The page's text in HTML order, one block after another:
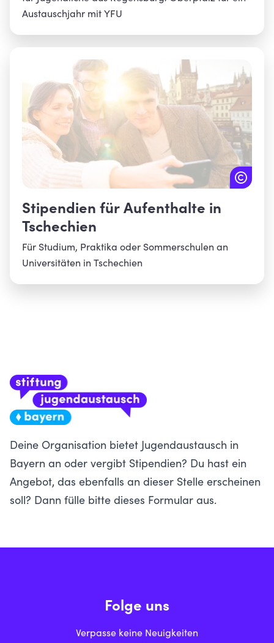
Austauschjahr mit YFU
Stipendien für Aufenthalte in
Tschechien
Für Studium, Praktika oder Sommerschulen an
Universitäten in Tschechien
Deine Organisation bietet Jugendaustausch in
Bayern an oder vergibt Stipendien? Du hast ein
Angebot, das ebenfalls an dieser Stelle erscheinen
soll? Dann fülle bitte dieses Formular aus.
Folge uns
Verpasse keine Neuigkeiten